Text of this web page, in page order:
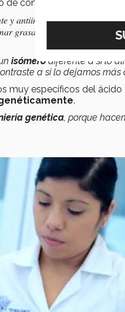
de compuesto que se va
y antiinflamatoria
grasas
isómero diferente a si lo
a si lo dejamos más
muy específicos del
.
genética, porque